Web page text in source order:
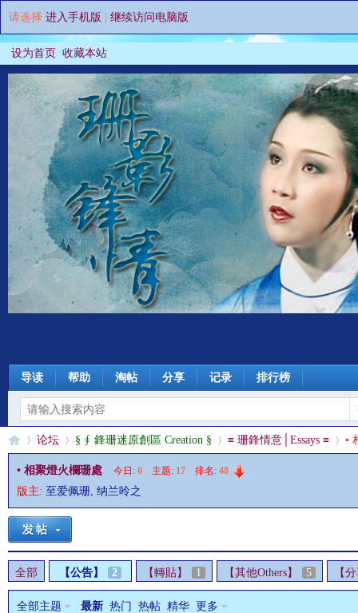
请选择 进入手机版 继续访问电脑版
设为首页 收藏本站
导读 帮助 淘帖 分享 记录 排行榜
§ »
论坛
›
§ ∮ 鋒珊迷原創區 Creation §
›
≡ 珊鋒情意│Essays ≡
›
•
• 相聚燈火欄珊處 今日: 0 主题: 17 排名: 48
版主: 至爱佩珊, 纳兰呤之
全部 【公告】 2 【轉貼】 1 【其他Others】 5 【
全部主题 最新 热门 热帖 精华 更多